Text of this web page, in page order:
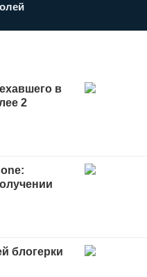
в
2
блогерки